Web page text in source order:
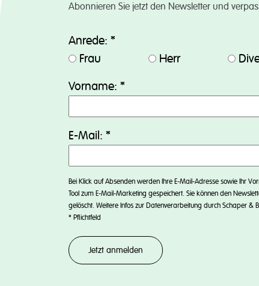
Abonnieren Sie jetzt den Newsletter und
Anrede: *
Frau
Herr
Vorname: *
E-Mail: *
Bei Klick auf Absenden werden Ihre E-Mail-Adresse sowie Ihr
Tool zum E-Mail-Marketing gespeichert. Sie können den
gelöscht. Weitere Infos zur Datenverarbeitung durch Schaper &
* Pflichtfeld